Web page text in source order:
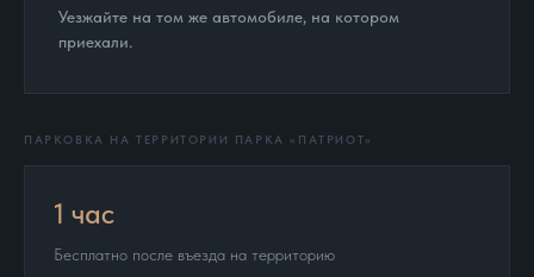
Уезжайте на том же автомобиле, на котором
приехали.
ПАРКОВКА НА ТЕРРИТОРИИ ПАРКА «ПАТРИОТ»
1 час
Бесплатно после въезда на территорию